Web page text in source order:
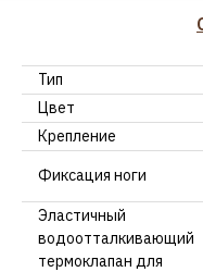
Тип
Цвет
Крепление
Фиксация ноги
Эластичный
водоотталкивающий
термоклапан для